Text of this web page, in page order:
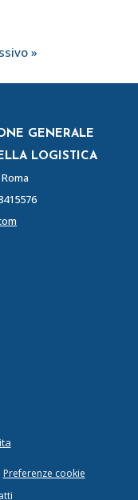
»
GENERALE
LOGISTICA
Preferenze cookie